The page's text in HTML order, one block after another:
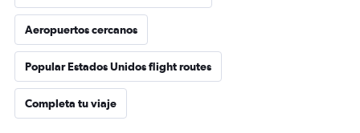
Aeropuertos cercanos
Popular Estados Unidos flight routes
Completa tu viaje